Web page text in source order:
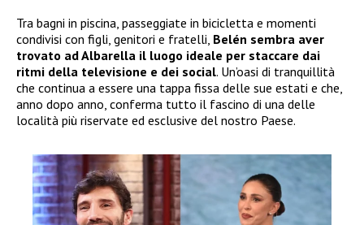
Tra bagni in piscina, passeggiate in bicicletta e momenti
condivisi con figli, genitori e fratelli, Belén sembra aver
trovato ad Albarella il luogo ideale per staccare dai
ritmi della televisione e dei social. Un’oasi di tranquillità
che continua a essere una tappa fissa delle sue estati e che,
anno dopo anno, conferma tutto il fascino di una delle
località più riservate ed esclusive del nostro Paese.